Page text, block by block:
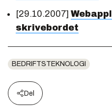
[29.10.2007]
skrivebordet
BEDRIFTSTEKNOLOGI
Del